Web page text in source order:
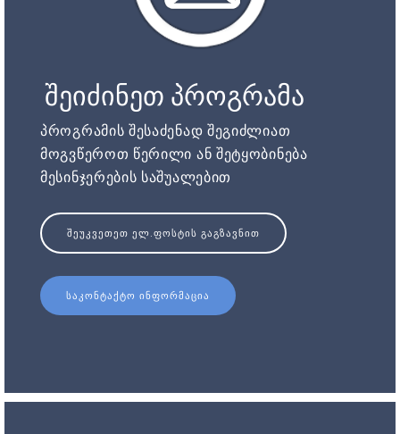
შეიძინეთ პროგრამა
პროგრამის შესაძენად შეგიძლიათ
მოგვწეროთ წერილი ან შეტყობინება
მესინჯერების საშუალებით
ᲨᲔᲣᲙᲕᲔᲗᲔᲗ ᲔᲚ.ᲤᲝᲡᲢᲘᲡ ᲒᲐᲒᲖᲐᲕᲜᲘᲗ
ᲡᲐᲙᲝᲜᲢᲐᲥᲢᲝ ᲘᲜᲤᲝᲠᲛᲐᲪᲘᲐ